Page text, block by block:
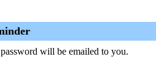
will be emailed to you.